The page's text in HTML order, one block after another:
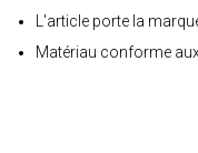
L'article porte la
Matériau conforme